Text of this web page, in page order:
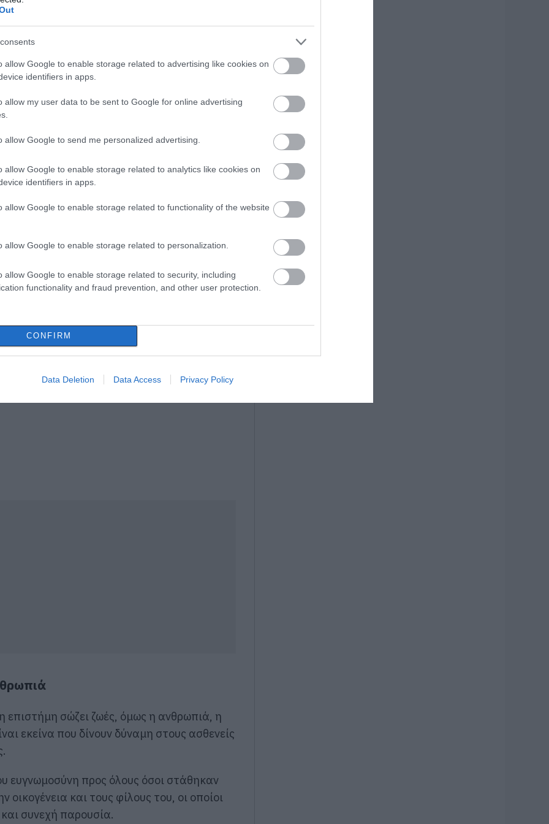
allow Google to enable storage related to advertising like cookies on
identifiers in apps.
allow my user data to be sent to Google for online advertising
allow Google to send me personalized advertising.
allow Google to enable storage related to analytics like cookies on
identifiers in apps.
allow Google to enable storage related to functionality of the website
allow Google to enable storage related to personalization.
allow Google to enable storage related to security, including
functionality and fraud prevention, and other user protection.
CONFIRM
Data Deletion Data Access Privacy Policy
του προσωπικού γίνεται με
άνθρωπο που χρειάζεται φροντίδα.
επιστήμη σώζει ζωές, όμως η ανθρωπιά, η
εκείνα που δίνουν δύναμη στους ασθενείς
ευγνωμοσύνη προς όλους όσοι στάθηκαν
και τους φίλους του, οι οποίοι
συνεχή παρουσία.
ανεμογεννήτριες
07.08.2026 | 18:40
είχε η θαλάσσια
εκδρομή για
07.08.2026 | 18:20